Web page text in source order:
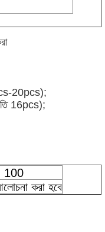
20pcs);
16pcs);
100
করা হবে